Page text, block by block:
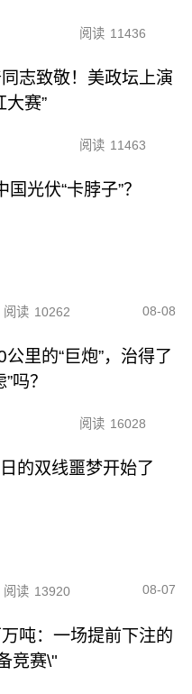
阅读 11436
志致敬！美政坛上演
大赛”
阅读 11463
光伏“卡脖子”？
阅读 10262 08-08
里的“巨炮”，治得了
吗？
阅读 16028
的双线噩梦开始了
阅读 13920 08-07
吨：一场提前下注的
竞赛\"